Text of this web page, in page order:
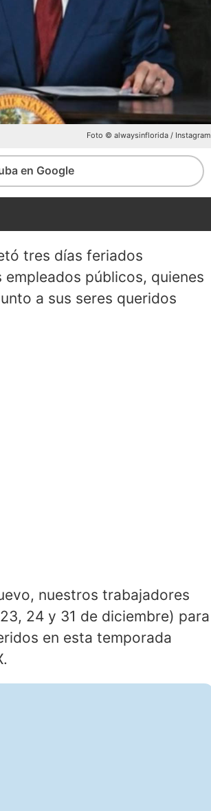
Foto © alwaysinflorida / Instagram
en Google
tres días feriados
públicos, quienes
a sus seres queridos
nuestros trabajadores
24 y 31 de diciembre) para
en esta temporada